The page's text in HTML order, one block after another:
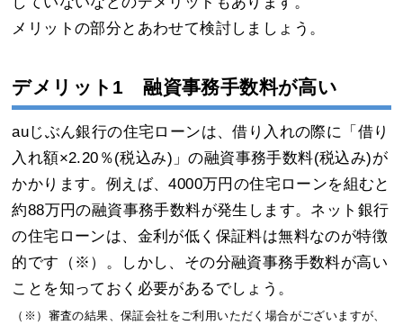
メリットの部分とあわせて検討しましょう。
デメリット1 融資事務手数料が高い
auじぶん銀行の住宅ローンは、借り入れの際に「借り
入れ額×2.20％(税込み)」の融資事務手数料(税込み)が
かかります。例えば、4000万円の住宅ローンを組むと
約88万円の融資事務手数料が発生します。ネット銀行
の住宅ローンは、金利が低く保証料は無料なのが特徴
的です（※）。しかし、その分融資事務手数料が高い
ことを知っておく必要があるでしょう。
（※）審査の結果、保証会社をご利用いただく場合がございますが、